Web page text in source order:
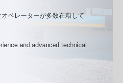
ペレーターが多数在籍して
and advanced technical